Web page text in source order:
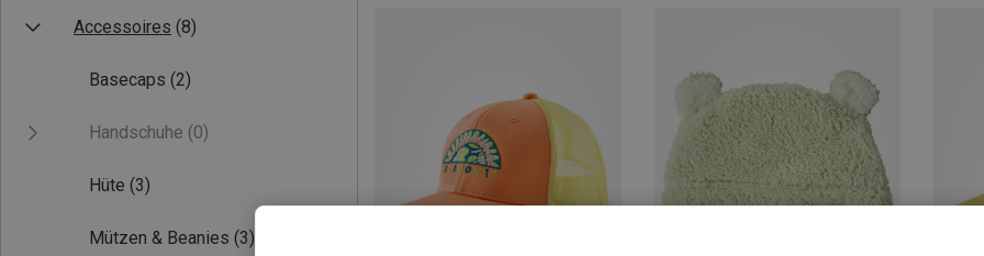
Accessoires (8)
Basecaps (2)
Handschuhe (0)
Hüte (3)
Mützen & Beanies (3)